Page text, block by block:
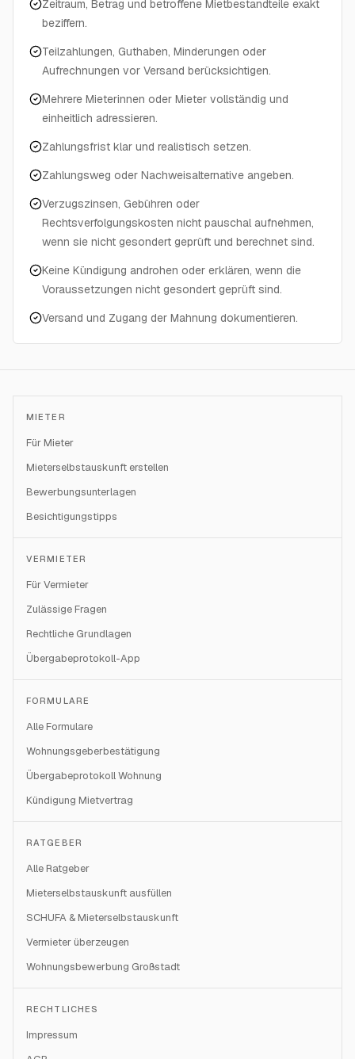
Zeitraum, Betrag und betroffene Mietbestandteile exakt
beziffern.
Teilzahlungen, Guthaben, Minderungen oder
Aufrechnungen vor Versand berücksichtigen.
Mehrere Mieterinnen oder Mieter vollständig und
einheitlich adressieren.
Zahlungsfrist klar und realistisch setzen.
Zahlungsweg oder Nachweisalternative angeben.
Verzugszinsen, Gebühren oder
Rechtsverfolgungskosten nicht pauschal aufnehmen,
wenn sie nicht gesondert geprüft und berechnet sind.
Keine Kündigung androhen oder erklären, wenn die
Voraussetzungen nicht gesondert geprüft sind.
Versand und Zugang der Mahnung dokumentieren.
MIETER
Für Mieter
Mieterselbstauskunft erstellen
Bewerbungsunterlagen
Besichtigungstipps
VERMIETER
Für Vermieter
Zulässige Fragen
Rechtliche Grundlagen
Übergabeprotokoll-App
FORMULARE
Alle Formulare
Wohnungsgeberbestätigung
Übergabeprotokoll Wohnung
Kündigung Mietvertrag
RATGEBER
Alle Ratgeber
Mieterselbstauskunft ausfüllen
SCHUFA & Mieterselbstauskunft
Vermieter überzeugen
Wohnungsbewerbung Großstadt
RECHTLICHES
Impressum